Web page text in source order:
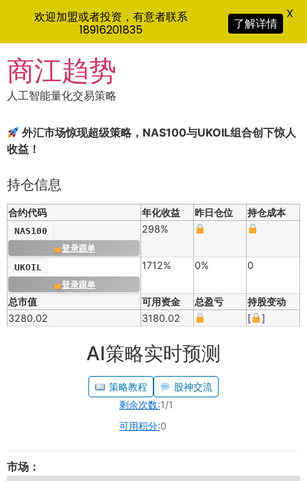
to
content
商江趋势
人工智能量化交易策略
外汇市场惊现超级策略，NAS100与UKOIL组合创下惊人
收益！
持仓信息
合约代码 年化收益 昨日仓位 持仓成本
NAS100
登录跟单
298%
UKOIL
登录跟单
1712% 0% 0
总市值 可用资金 总盈亏
持股变动
3280.02
3180.02 [ ]
AI策略实时预测
策略教程
股神交流
剩余次数:1/1
可用积分:0
市场：
欢迎加盟或者投资，有意者联系
18916201835
了解详情
X